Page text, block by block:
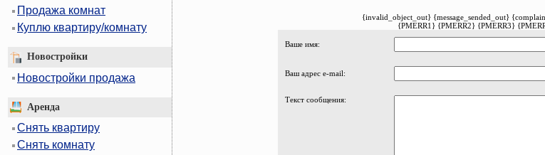
Продажа комнат
Куплю квартиру/комнату
Новостройки
Новостройки продажа
Аренда
Снять квартиру
Снять комнату
{invalid_object_out} {message_sended_out}
{PMERR1} {PMERR2} {PMERR3}
Ваше имя:
Ваш адрес e-mail:
Текст сообщения: